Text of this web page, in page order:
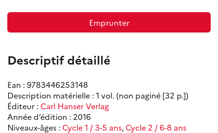
Emprunter
Descriptif détaillé
Ean : 9783446253148
Description matérielle : 1 vol. (non paginé [32 p.])
Éditeur : Carl Hanser Verlag
Année d’édition : 2016
Niveaux-âges : Cycle 1 / 3-5 ans,Cycle 2 / 6-8 ans